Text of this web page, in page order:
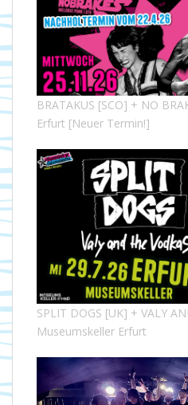
BRATAKUS [SCO] + NO
Erfurt [Neuer Termin!]
SPLIT DOGS [UK] + VALY
Museumskeller Erfurt